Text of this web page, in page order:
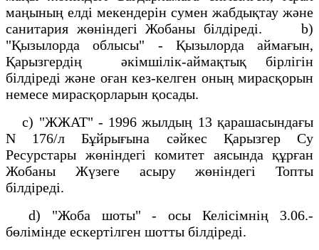
маңының елдi мекендерiн сумен жабдықтау және
санитария жөнiндегi Жобаны бiлдiредi. b)
"Қызылорда облысы" - Қызылорда аймағын,
Қарызгердiң әкiмшiлiк-аймақтық бiрлiгiн
бiлдiредi және оған кез-келген оның мирасқорын
немесе мирасқорларын қосады.
с) "ЖЖАТ" - 1996 жылдың 13 қарашасындағы
N 176/л Бұйрығына сәйкес Қарызгер Су
Ресурстары жөнiндегi комитет аясында құрған
Жобаны Жүзеге асыру жөнiндегi Топты
бiлдiредi.
d) "Жоба шоты" - осы Келiсiмнiң 3.06.-
бөлiмiнде ескертiлген шотты бiлдiредi.